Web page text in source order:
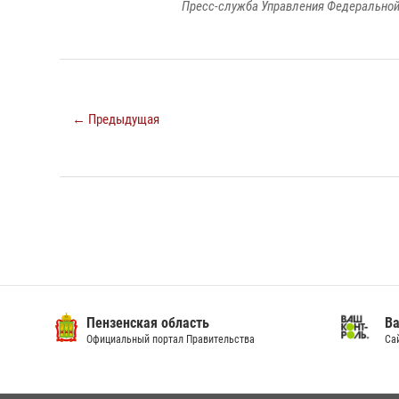
Пресс-служба Управления
← Предыдущая
Пензенская область
Официальный портал Правительства